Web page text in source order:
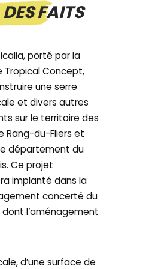
FAITS
porté par la
Tropical Concept,
une serre
et divers autres
sur le territoire des
Rang-du-Fliers et
département du
Ce projet
implanté dans la
concerté du
l’aménagement
d’une surface de